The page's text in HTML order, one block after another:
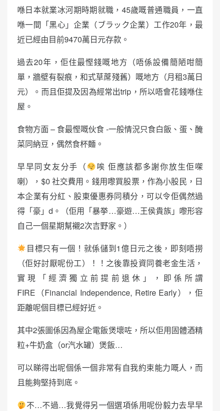
喺日本就業冰河期時期就職，45歲嘅普通職員，一直
喺一間「黑心」企業（ブラック企業）工作20年，最
近已經由目前9470萬日元存款。
過去20年，佢住最慳錢嘅地方（唔係設備簡陋咁簡
單，牆壁有裂痕，和式草蓆殘舊）嘅地方（月租3萬日
元）。而且佢提及因為經常出trip，所以唔會花錢喺住
屋。
食物方面 – 食最慳嘅伙食 -一般情況只食白飯、蛋、醃
菜同納豆，偶然食杯麵。
早早同女友分手（
唉 佢應該都多謝你放生佢㗎
喇），$0 社交費用。錢用嚟買股票，作為小股民，日
本企業有分紅、股東優惠券同積分，可以令佢偶然過
得「豪」d。（佢用「暴挙…豪遊…王侯貴族」嚟形容
自己一個星期幫襯2次吉野家。）
目標只有一個！就係儲到1億日元之後，即刻唔撈
（佢好討厭呢份工）！！之後靠投資同養老金生活，
實現「經濟獨立前提前退休」，即係所謂
FIRE（Financial Independence, Retire Early），佢
距離呢個目標已經好近。
其中2張圖係因為屋企電飯煲壞咗，所以佢用固體酒精
粒+牛奶盒（or汽水罐）煲飯…
可以睇得出呢個係一個非常有自我約束能力嘅人，而
且能夠堅持到底。
不…不過…我覺得另一個選項係用呢份毅力去早早